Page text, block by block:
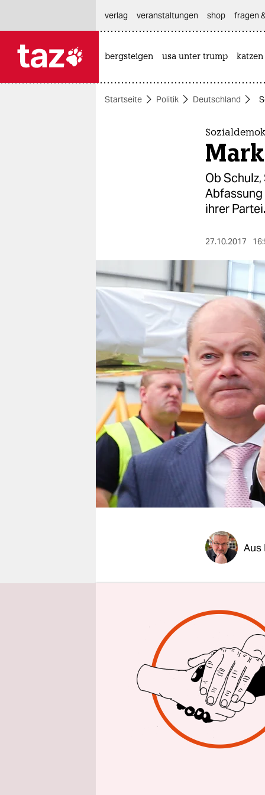
themen
nord
wahrheit
verlag
verlag
veranstaltungen
shop
fragen & hilfe
unterstützen
abo
genossenschaft
verlag
veranstaltungen shop fragen
bergsteigen usa unter trump katzen
Startseite Politik Deutschland
Ob
ihrer Partei.
27.10.2017
Aus
Rund
künftige
schreibt
Beitrag
Neustart
Was das
noch auf